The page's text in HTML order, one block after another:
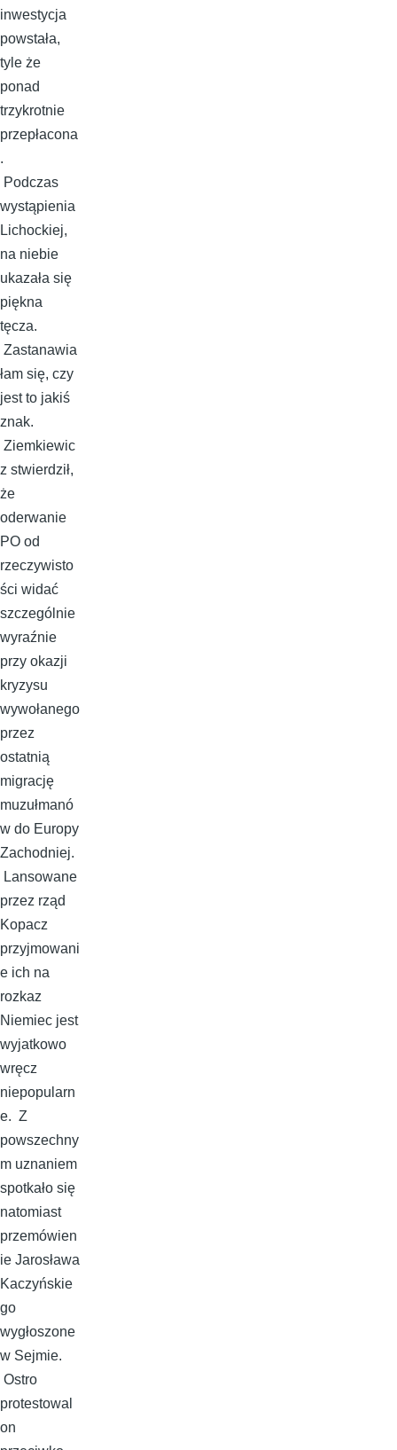
inwestycja
powstała,
tyle że
ponad
trzykrotnie
przepłacona
.
Podczas
wystąpienia
Lichockiej,
na niebie
ukazała się
piękna
tęcza.
Zastanawia
łam się, czy
jest to jakiś
znak.
Ziemkiewic
z stwierdził,
że
oderwanie
PO od
rzeczywisto
ści widać
szczególnie
wyraźnie
przy okazji
kryzysu
wywołanego
przez
ostatnią
migrację
muzułmanó
w do Europy
Zachodniej.
Lansowane
przez rząd
Kopacz
przyjmowani
e ich na
rozkaz
Niemiec jest
wyjatkowo
wręcz
niepopularn
e. Z
powszechny
m uznaniem
spotkało się
natomiast
przemówien
ie Jarosława
Kaczyńskie
go
wygłoszone
w Sejmie.
Ostro
protestowal
on